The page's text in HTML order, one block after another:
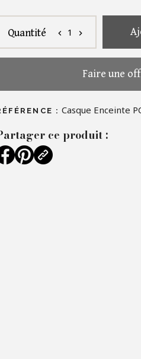
Quantité chevron_left 1 chevron_right
Faire une
: Casque Enceinte
ce produit :